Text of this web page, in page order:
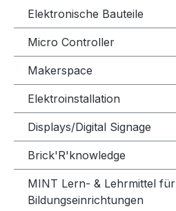
Elektronische Bauteile
Micro Controller
Makerspace
Elektroinstallation
Displays/Digital Signage
Brick'R'knowledge
MINT Lern- & Lehrmittel für
Bildungseinrichtungen